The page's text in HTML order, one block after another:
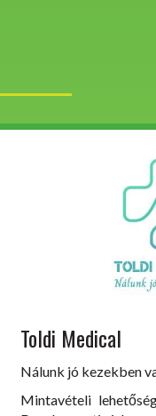
Toldi Medical
Nálunk jó kezekben
Mintavételi